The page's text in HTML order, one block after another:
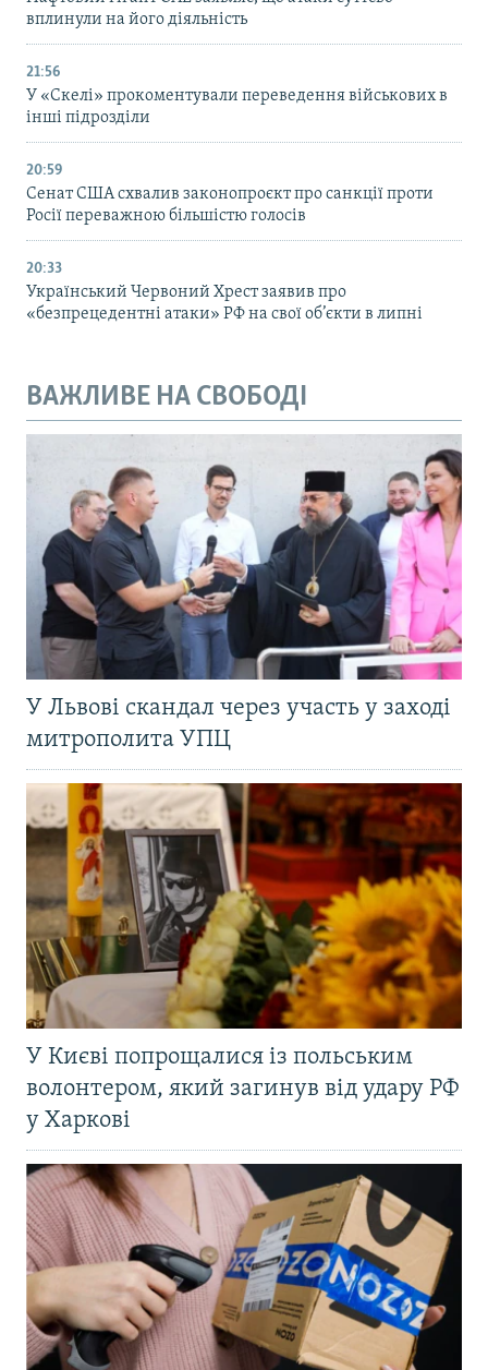
вплинули на його діяльність
21:56
У «Скелі» прокоментували переведення військових в
інші підрозділи
20:59
Cенат США схвалив законопроєкт про санкції проти
Росії переважною більшістю голосів
20:33
Український Червоний Хрест заявив про
«безпрецедентні атаки» РФ на свої об’єкти в липні
ВАЖЛИВЕ НА СВОБОДІ
У Львові скандал через участь у заході
митрополита УПЦ
У Києві попрощалися із польським
волонтером, який загинув від удару РФ
у Харкові